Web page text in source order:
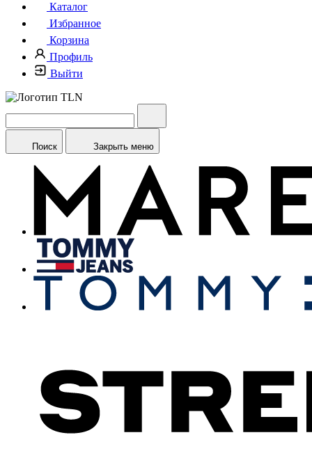
Каталог
Избранное
Корзина
Профиль
Выйти
Поиск Закрыть меню